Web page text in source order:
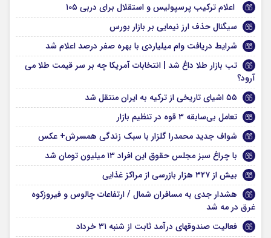
اعلام ترکیب پرسپولیس و استقلال برای دربی ۱۰۵
سیگنال حذف ارز نیمایی بر بازار بورس
شرایط دریافت وام میلیاردی با بهره صفر درصد اعلام شد
تب بازار طلا داغ شد | انتخابات آمریکا چه بر سر قیمت طلا می
آرود؟
۵۵ اشیای تاریخی از ترکیه به ایران منتقل شد
تعامل بی‌سابقه ۳ قوه در تنظیم بازار
شواف جدید محمدرا گلزار با سبک زندگی همسرش+ عکس
با چراغ سبز مجلس حقوق این افراد ۱۳ میلیون تومان شد
بیش از ۳۲۷ هزار بازرسی از مراکز غذایی
هشدار جدی به مسافران شمال / ارتفاعات چالوس و فیروزکوه
غرق در مه شد
فعالیت صندوقهای درآمد ثابت از شنبه ۳۱ خرداد